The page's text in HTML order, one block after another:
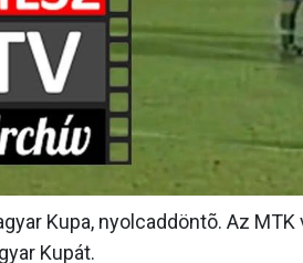
Kupa, nyolcaddöntõ. Az
Kupát.